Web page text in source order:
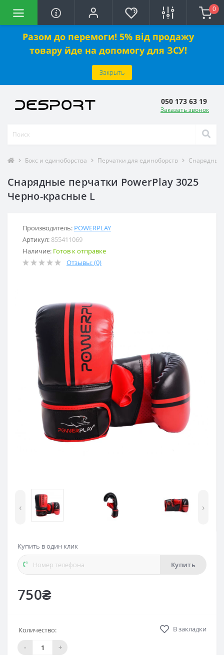
Разом до перемоги! 5% від продажу
товару йде на допомогу для ЗСУ!
Закрыть
0
050 173 63 19
Заказать звонок
Бокс и единоборства Перчатки для единоборств Снарядные
Снарядные перчатки PowerPlay 3025
Черно-красные L
Производитель: POWERPLAY
Артикул: 855411069
Наличие: Готов к отправке
Отзывы: (0)
‹ ›
750₴
Купить в один клик
Купить
Количество:
-
+
В закладки